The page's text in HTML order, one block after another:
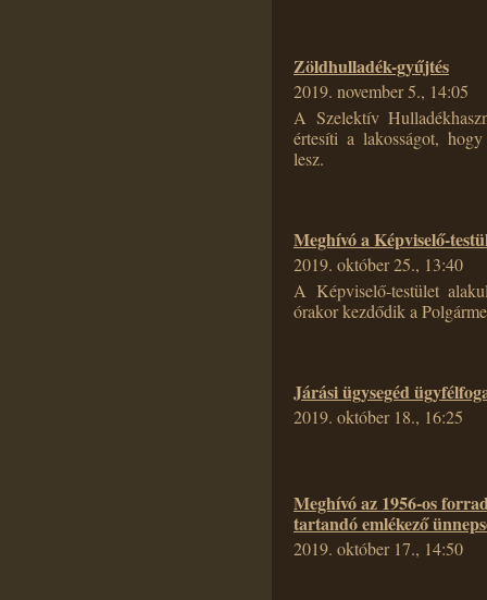
Zöldhulladék-gyűjtés
2019. november 5., 14:05
A Szelektív
értesíti a lakosságot,
lesz.
Meghívó a Képviselő-
2019. október 25., 13:40
A Képviselő-testület
órakor kezdődik a
Járási ügysegéd
2019. október 18., 16:25
Meghívó az 1956-os
tartandó emlékező
2019. október 17., 14:50